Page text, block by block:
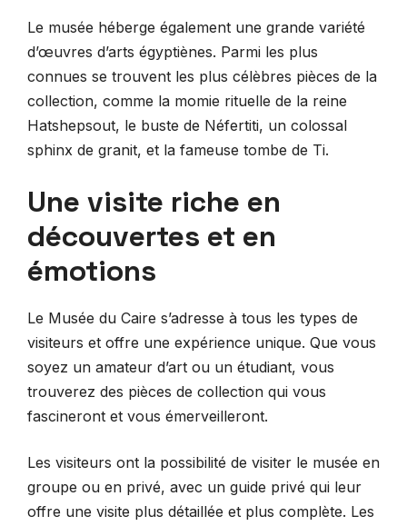
Le musée héberge également une grande variété
d’œuvres d’arts égyptiènes. Parmi les plus
connues se trouvent les plus célèbres pièces de la
collection, comme la momie rituelle de la reine
Hatshepsout, le buste de Néfertiti, un colossal
sphinx de granit, et la fameuse tombe de Ti.
Une visite riche en
découvertes et en
émotions
Le Musée du Caire s’adresse à tous les types de
visiteurs et offre une expérience unique. Que vous
soyez un amateur d’art ou un étudiant, vous
trouverez des pièces de collection qui vous
fascineront et vous émerveilleront.
Les visiteurs ont la possibilité de visiter le musée en
groupe ou en privé, avec un guide privé qui leur
offre une visite plus détaillée et plus complète. Les